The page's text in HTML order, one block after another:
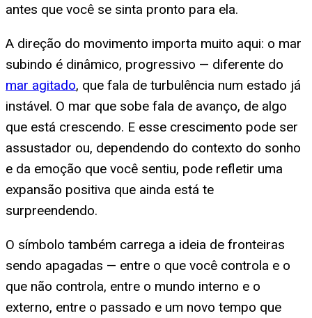
antes que você se sinta pronto para ela.
A direção do movimento importa muito aqui: o mar
subindo é dinâmico, progressivo — diferente do
mar agitado, que fala de turbulência num estado já
instável. O mar que sobe fala de avanço, de algo
que está crescendo. E esse crescimento pode ser
assustador ou, dependendo do contexto do sonho
e da emoção que você sentiu, pode refletir uma
expansão positiva que ainda está te
surpreendendo.
O símbolo também carrega a ideia de fronteiras
sendo apagadas — entre o que você controla e o
que não controla, entre o mundo interno e o
externo, entre o passado e um novo tempo que